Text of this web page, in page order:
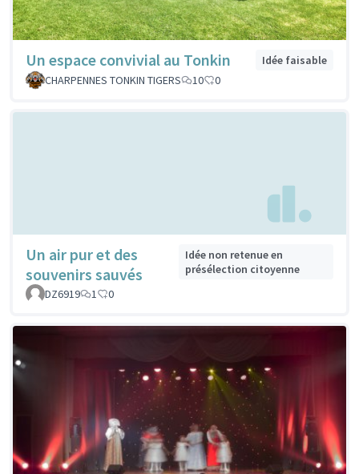
Un espace convivial au Tonkin
Idée faisable
CHARPENNES TONKIN TIGERS
10 0
Un air pur et des
souvenirs sauvés
Idée non retenue en
présélection citoyenne
DZ6919
1 0